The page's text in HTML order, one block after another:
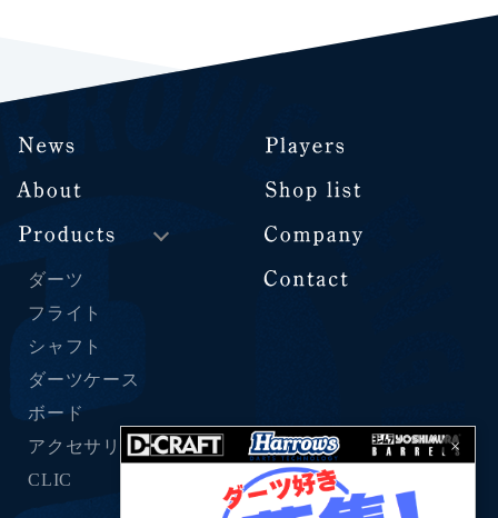
ダーツ
フライト
シャフト
ダーツケース
ボード
アクセサリー
CLIC
×